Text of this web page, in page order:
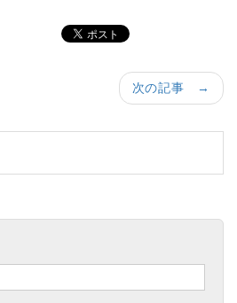
次の記事 →